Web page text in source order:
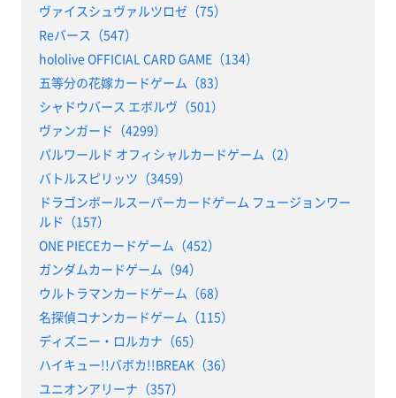
ヴァイスシュヴァルツロゼ（75）
Reバース（547）
hololive OFFICIAL CARD GAME（134）
五等分の花嫁カードゲーム（83）
シャドウバース エボルヴ（501）
ヴァンガード（4299）
パルワールド オフィシャルカードゲーム（2）
バトルスピリッツ（3459）
ドラゴンボールスーパーカードゲーム フュージョンワー
ルド（157）
ONE PIECEカードゲーム（452）
ガンダムカードゲーム（94）
ウルトラマンカードゲーム（68）
名探偵コナンカードゲーム（115）
ディズニー・ロルカナ（65）
ハイキュー!!バボカ!!BREAK（36）
ユニオンアリーナ（357）